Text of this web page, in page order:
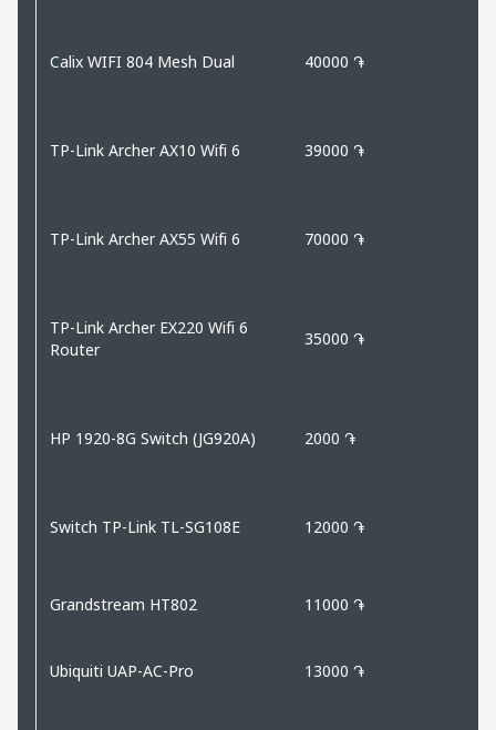
Calix WIFI 804 Mesh Dual 40000 ֏
TP-Link Archer AX10 Wifi 6 39000 ֏
TP-Link Archer AX55 Wifi 6 70000 ֏
TP-Link Archer EX220 Wifi 6
Router
35000 ֏
HP 1920-8G Switch (JG920A) 2000 ֏
Switch TP-Link TL-SG108E 12000 ֏
Grandstream HT802 11000 ֏
Ubiquiti UAP-AC-Pro 13000 ֏